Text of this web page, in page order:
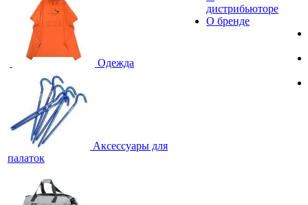
Одежда
Аксессуары для
палаток
дистрибьюторе
О бренде